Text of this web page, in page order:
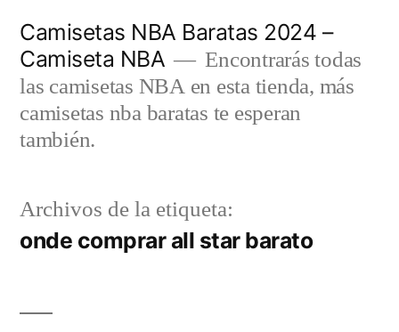
contenido
Camisetas NBA Baratas 2024 –
Camiseta NBA
Encontrarás todas
las camisetas NBA en esta tienda, más
camisetas nba baratas te esperan
también.
Archivos de la etiqueta:
onde comprar all star barato